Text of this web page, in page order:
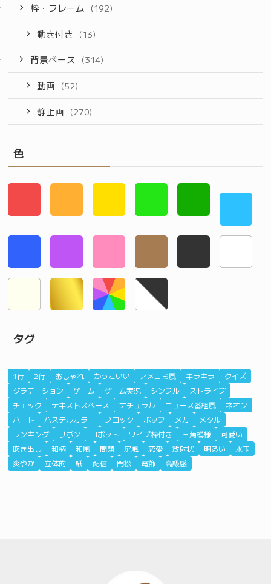
枠・フレーム (192)
動き付き (13)
背景ベース (314)
動画 (52)
静止画 (270)
色
タグ
1行 2行 おしゃれ かっこいい アメコミ風 キラキラ
クイズ
グラデーション
ゲーム ゲーム実況 シンプル
ストライプ
チェック
テキストスペース ナチュラル ニュース番組風
ネオン
ハート
パステルカラー ブロック ポップ メカ
メタル
ランキング
リボン ロボット ワイプ枠付き 三角模様
可愛い
吹き出し
和柄 和風 問題 屏風 恋愛 放射状 明るい
水玉
爽やか
立体的 紙 配信 門松 電飾 高級感